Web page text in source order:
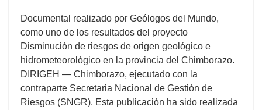
Documental realizado por Geólogos del Mundo,
como uno de los resultados del proyecto
Disminución de riesgos de origen geológico e
hidrometeorológico en la provincia del Chimborazo.
DIRIGEH — Chimborazo, ejecutado con la
contraparte Secretaria Nacional de Gestión de
Riesgos (SNGR). Esta publicación ha sido realizada